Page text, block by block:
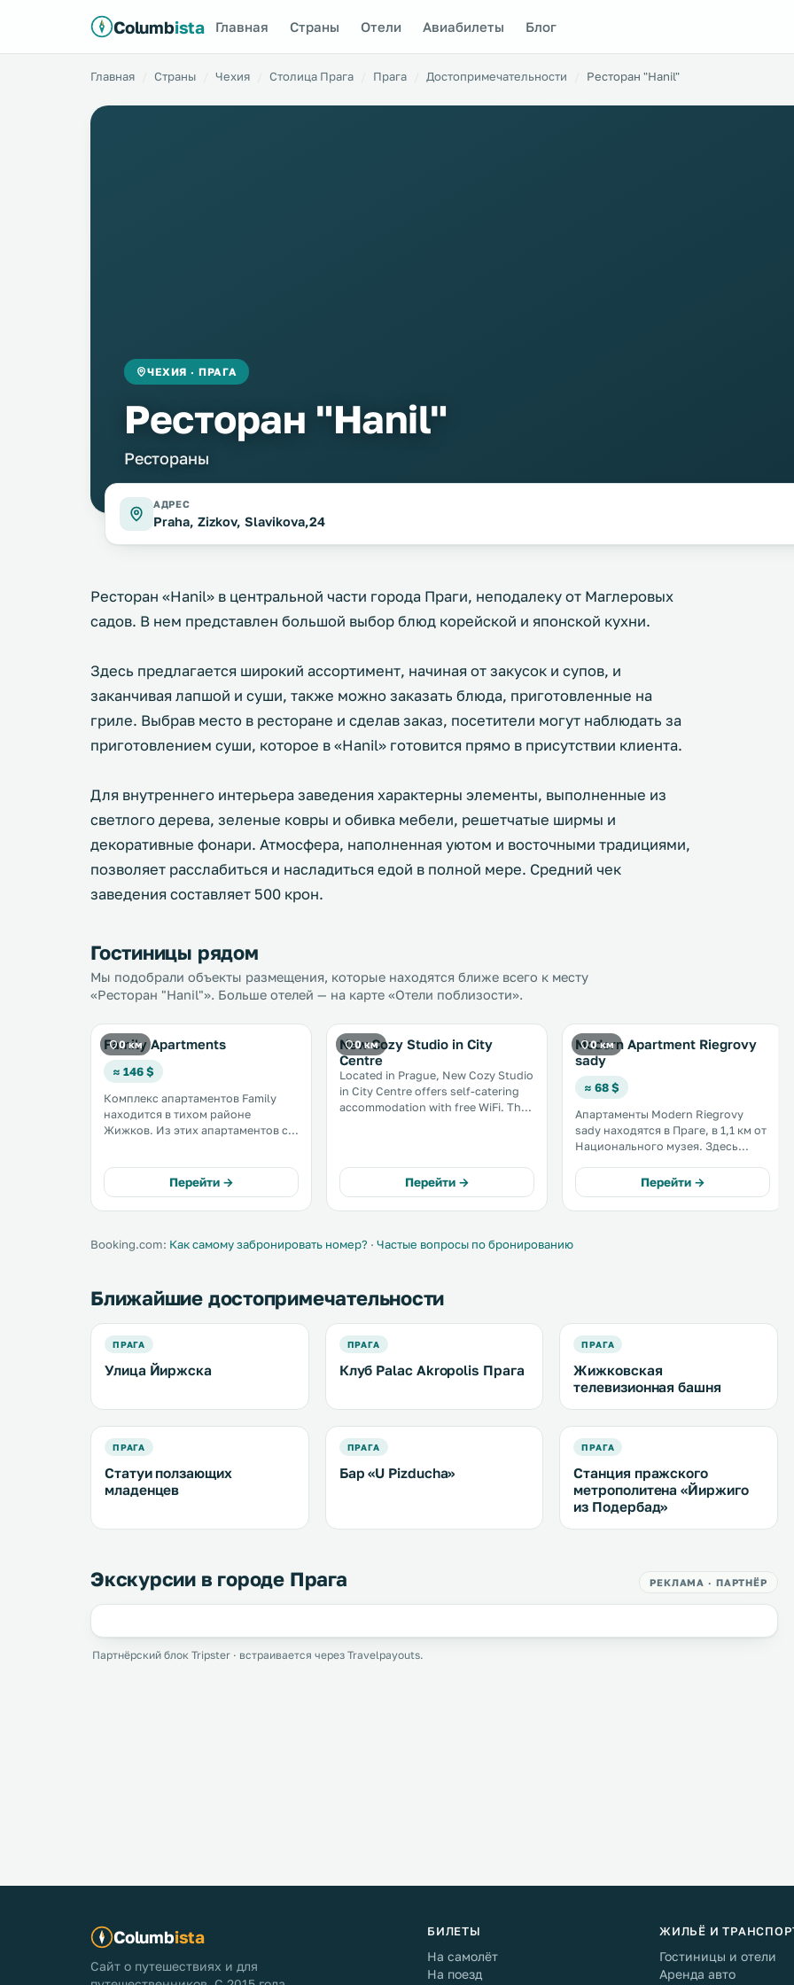
Columbista Главная Страны Отели Авиабилеты Блог
Главная Страны Чехия Столица Прага Прага Достопримечательности Ресторан "Hanil"
ЧЕХИЯ · ПРАГА
Ресторан "Hanil"
Рестораны
АДРЕС
Praha, Zizkov, Slavikova,24
Ресторан «Hanil» в центральной части города Праги, неподалеку от Маглеровых
садов. В нем представлен большой выбор блюд корейской и японской кухни.
Здесь предлагается широкий ассортимент, начиная от закусок и супов, и
заканчивая лапшой и суши, также можно заказать блюда, приготовленные на
гриле. Выбрав место в ресторане и сделав заказ, посетители могут наблюдать за
приготовлением суши, которое в «Hanil» готовится прямо в присутствии клиента.
Для внутреннего интерьера заведения характерны элементы, выполненные из
светлого дерева, зеленые ковры и обивка мебели, решетчатые ширмы и
декоративные фонари. Атмосфера, наполненная уютом и восточными традициями,
позволяет расслабиться и насладиться едой в полной мере. Средний чек
заведения составляет 500 крон.
Гостиницы рядом
Мы подобрали объекты размещения, которые находятся ближе всего к месту
«Ресторан "Hanil"». Больше отелей — на карте «Отели поблизости».
0 км
Family Apartments
≈ 146 $
Комплекс апартаментов Family
находится в тихом районе
Жижков. Из этих апартаментов с
которой составляет 1,5 км. .
Перейти →
0 км
New Cozy Studio in City
Centre
Located in Prague, New Cozy Studio
in City Centre offers self-catering
accommodation with free WiFi. The
bed linen are available in this
Перейти →
0 км
Modern Apartment Riegrovy
sady
≈ 68 $
Апартаменты Modern Riegrovy
sady находятся в Праге, в 1,1 км от
Национального музея. Здесь
домашними животными.
Апартаменты оснащены
плоскоэкранным телевизором. .
Перейти →
Booking.com: Как самому забронировать номер? · Частые вопросы по бронированию
Ближайшие достопримечательности
ПРАГА
Улица Йиржска
ПРАГА
Клуб Palac Akropolis Прага
ПРАГА
Жижковская
телевизионная башня
ПРАГА
Статуи ползающих
младенцев
ПРАГА
Бар «U Pizducha»
ПРАГА
Станция пражского
метрополитена «Йиржиго
из Подербад»
Экскурсии в городе Прага РЕКЛАМА · ПАРТНЁР
Партнёрский блок Tripster · встраивается через Travelpayouts.
Columbista
Сайт о путешествиях и для
БИЛЕТЫ
На самолёт
На поезд
ЖИЛЬЁ И
Гостиницы и отели
Аренда авто